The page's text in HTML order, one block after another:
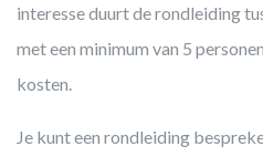
interesse duurt de rondleiding
met een minimum van 5
kosten.
Je kunt een rondleiding